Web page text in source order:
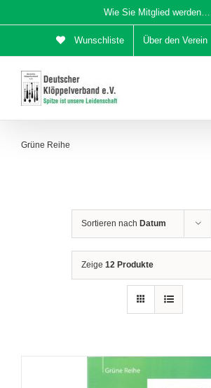
Inhalt
Wie Sie Mitglied werden…
Wunschliste Über den Verein
Grüne Reihe
Sortieren nach Datum
Zeige 12 Produkte